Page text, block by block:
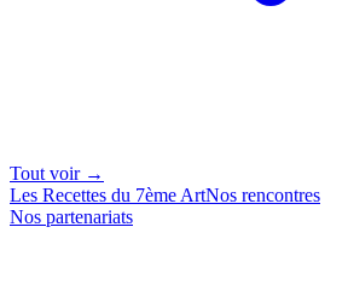
Tout voir →
Les Recettes du 7ème ArtNos rencontres
Nos partenariats